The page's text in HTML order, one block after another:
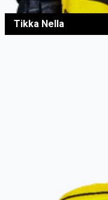
Tikka Nella